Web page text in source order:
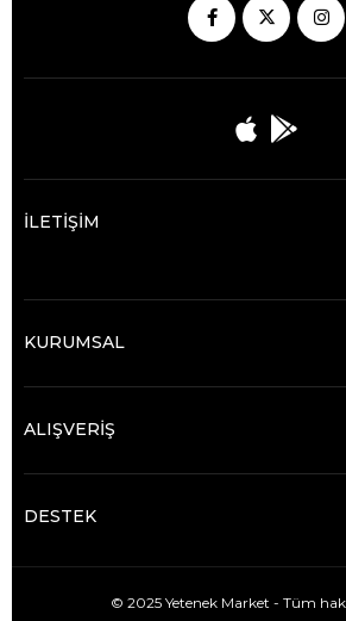
İLETİŞİM
KURUMSAL
ALIŞVERİŞ
DESTEK
© 2025 Yetenek Market - Tüm